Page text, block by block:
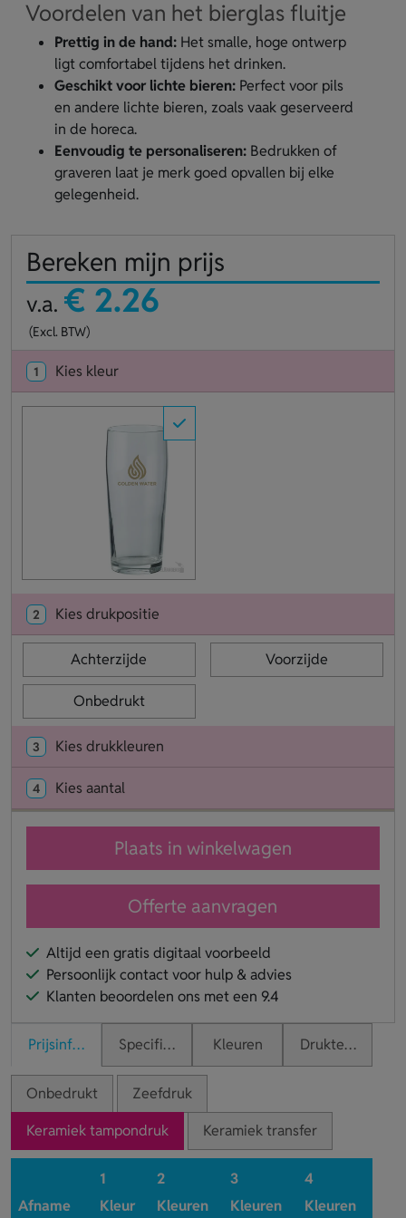
Voordelen van het bierglas fluitje
Prettig in de hand: Het smalle, hoge ontwerp
ligt comfortabel tijdens het drinken.
Geschikt voor lichte bieren: Perfect voor pils
en andere lichte bieren, zoals vaak geserveerd
in de horeca.
Eenvoudig te personaliseren: Bedrukken of
graveren laat je merk goed opvallen bij elke
gelegenheid.
Bereken mijn prijs
v.a. € 2.26
(Excl. BTW)
1 Kies kleur
2 Kies drukpositie
Achterzijde Voorzijde
Onbedrukt
3 Kies drukkleuren
4 Kies aantal
Plaats in winkelwagen
Offerte aanvragen
Altijd een gratis digitaal voorbeeld
Persoonlijk contact voor hulp & advies
Klanten beoordelen ons met een 9.4
PrijsinformatieSpecificaties Kleuren Druktechnieken
Onbedrukt
Zeefdruk
Keramiek tampondruk
Keramiek transfer
Afname
1
Kleur
2
Kleuren
3
Kleuren
4
Kleuren